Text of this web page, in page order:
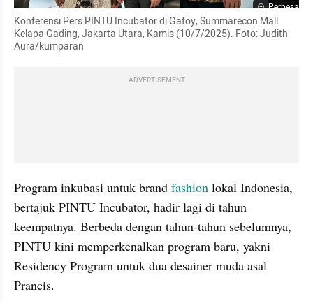
Perbesar
Konferensi Pers PINTU Incubator di Gafoy, Summarecon Mall
Kelapa Gading, Jakarta Utara, Kamis (10/7/2025). Foto: Judith
Aura/kumparan
ADVERTISEMENT
Program inkubasi untuk brand fashion lokal Indonesia,
bertajuk PINTU Incubator, hadir lagi di tahun
keempatnya. Berbeda dengan tahun-tahun sebelumnya,
PINTU kini memperkenalkan program baru, yakni
Residency Program untuk dua desainer muda asal
Prancis.